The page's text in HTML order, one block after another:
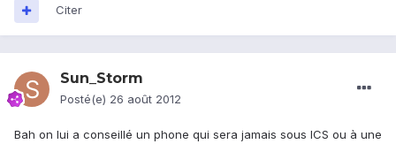
Citer
Sun_Storm
Posté(e) 26 août 2012
Bah on lui a conseillé un phone qui sera jamais sous ICS ou à une